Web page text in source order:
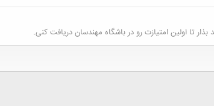
تا اولین امتیازت رو در باشگاه مهندسان دریافت کنی.